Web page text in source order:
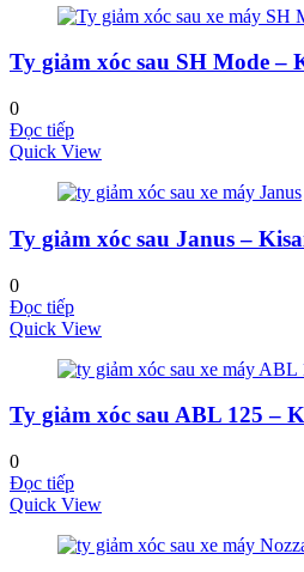
Ty giảm xóc sau SH Mode –
0
Đọc tiếp
Quick View
Ty giảm xóc sau Janus –
0
Đọc tiếp
Quick View
Ty giảm xóc sau ABL 125 –
0
Đọc tiếp
Quick View